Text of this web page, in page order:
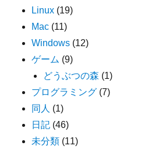
Linux (19)
Mac (11)
Windows (12)
ゲーム (9)
どうぶつの森 (1)
プログラミング (7)
同人 (1)
日記 (46)
未分類 (11)